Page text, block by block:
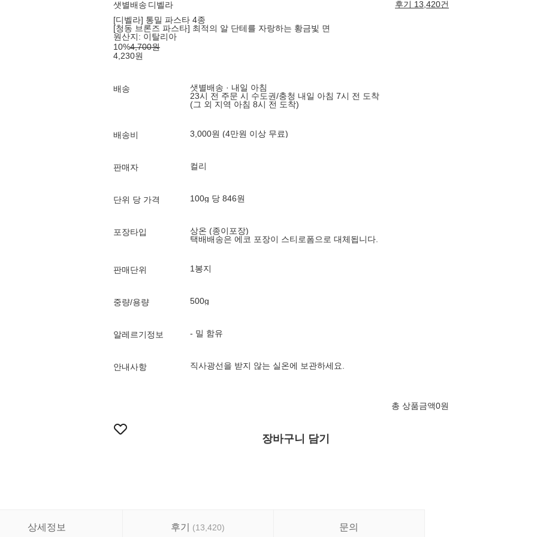
샛별배송 디벨라
후기 13,420건
[디벨라] 통밀 파스타 4종
[청동 브론즈 파스타] 최적의 알 단테를 자랑하는 황금빛 면
원산지: 이탈리아
10%4,700원
4,230원
배송
샛별배송 · 내일 아침
23시 전 주문 시 수도권/충청 내일 아침 7시 전 도착
(그 외 지역 아침 8시 전 도착)
배송비 3,000원 (4만원 이상 무료)
판매자 컬리
단위 당 가격 100g 당 846원
포장타입
상온 (종이포장)
택배배송은 에코 포장이 스티로폼으로 대체됩니다.
판매단위 1봉지
중량/용량 500g
알레르기정보 - 밀 함유
안내사항 직사광선을 받지 않는 실온에 보관하세요.
총 상품금액0원
장바구니 담기
상세정보 후기 (13,420) 문의